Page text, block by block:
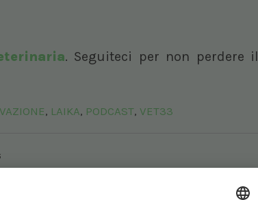
. Seguiteci per non perdere il
, LAIKA, PODCAST, VET33